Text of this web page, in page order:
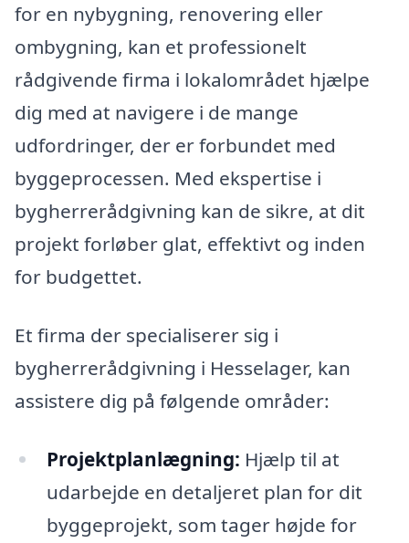
for en nybygning, renovering eller
ombygning, kan et professionelt
rådgivende firma i lokalområdet hjælpe
dig med at navigere i de mange
udfordringer, der er forbundet med
byggeprocessen. Med ekspertise i
bygherrerådgivning kan de sikre, at dit
projekt forløber glat, effektivt og inden
for budgettet.
Et firma der specialiserer sig i
bygherrerådgivning i Hesselager, kan
assistere dig på følgende områder:
Projektplanlægning: Hjælp til at
udarbejde en detaljeret plan for dit
byggeprojekt, som tager højde for